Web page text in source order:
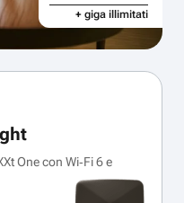
+ giga illimitati
One con Wi‑Fi 6 e